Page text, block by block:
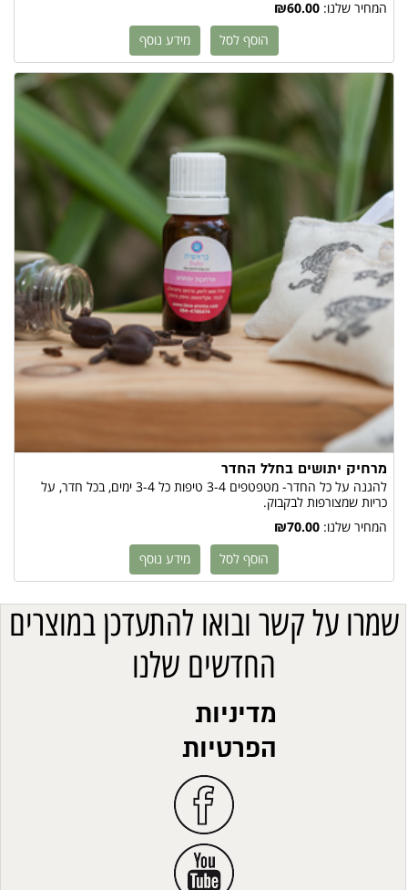
המחיר שלנו: ₪60.00
הוסף לסל מידע נוסף
מרחיק יתושים בחלל החדר
להגנה על כל החדר- מטפטפים 3-4 טיפות כל 3-4 ימים, בכל חדר, על
כריות שמצורפות לבקבוק.
המחיר שלנו: ₪70.00
הוסף לסל מידע נוסף
שמרו על קשר ובואו להתעדכן במוצרים
החדשים שלנו
מדיניות
הפרטיות